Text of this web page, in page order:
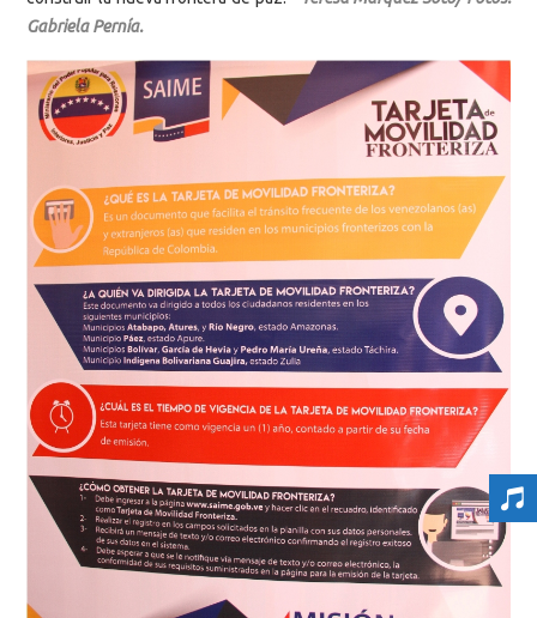
Gabriela Pernía.